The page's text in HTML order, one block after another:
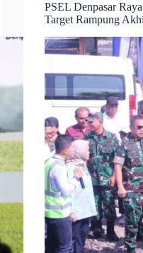
PSEL Denpasar
Target Rampung